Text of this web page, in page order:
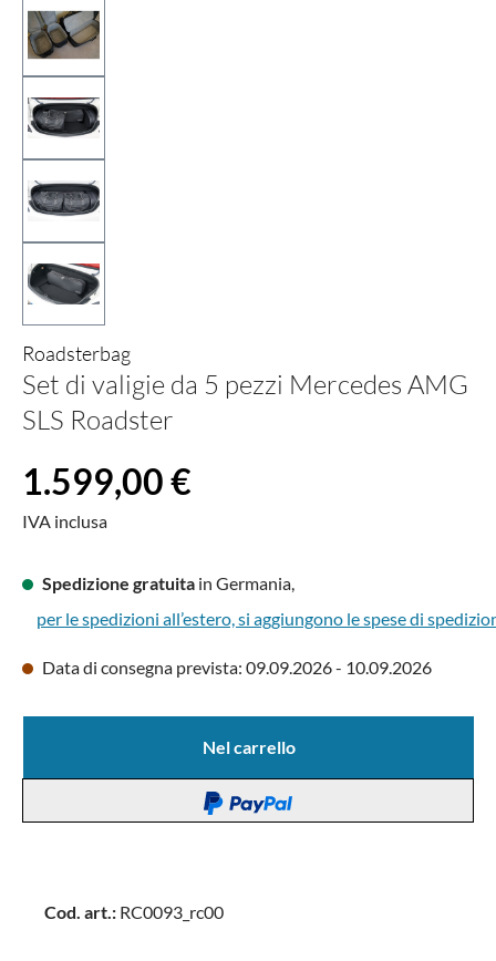
Roadsterbag
Set di valigie da 5 pezzi Mercedes AMG
SLS Roadster
Prezzo normale:
1.599,00 €
IVA inclusa
Spedizione gratuita in Germania,
per le spedizioni all’estero, si aggiungono le spese di
Data di consegna prevista: 09.09.2026 - 10.09.2026
Nel carrello
Cod. art.: RC0093_rc00